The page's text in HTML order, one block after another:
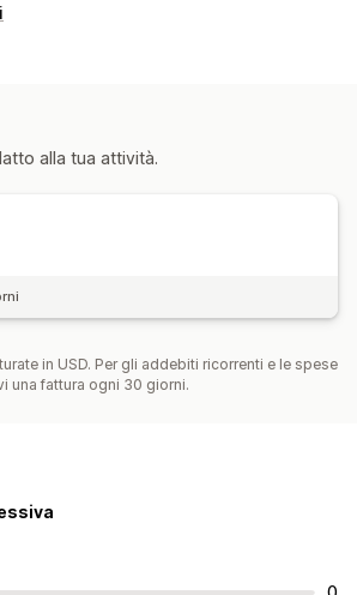
alla tua attività.
in USD. Per gli addebiti ricorrenti e le spese
una fattura ogni 30 giorni.